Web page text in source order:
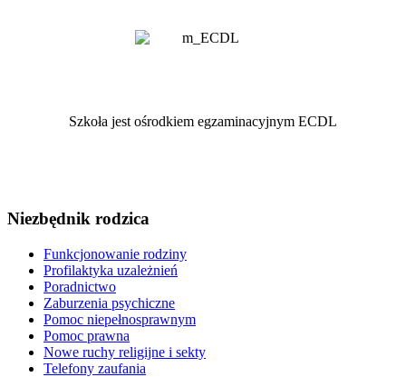
Szkoła jest ośrodkiem egzaminacyjnym ECDL
Niezbędnik rodzica
Funkcjonowanie rodziny
Profilaktyka uzależnień
Poradnictwo
Zaburzenia psychiczne
Pomoc niepełnosprawnym
Pomoc prawna
Nowe ruchy religijne i sekty
Telefony zaufania